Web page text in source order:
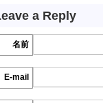
a Reply
名前
E-mail